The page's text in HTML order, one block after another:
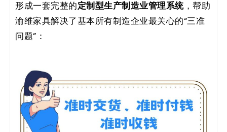
形成一套完整的定制型生产制造业管理系统，帮助
渝维家具解决了基本所有制造企业最关心的“三准
问题”：